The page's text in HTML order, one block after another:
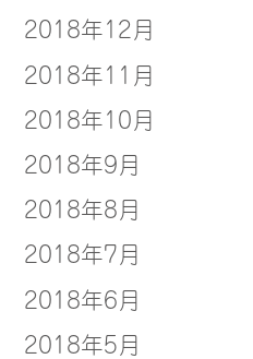
2018年12月
2018年11月
2018年10月
2018年9月
2018年8月
2018年7月
2018年6月
2018年5月